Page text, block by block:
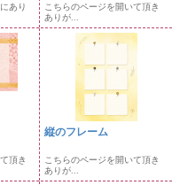
あり
こちらのページを開いて頂き
ありが...
頂き
縦のフレーム
こちらのページを開いて頂き
ありが...